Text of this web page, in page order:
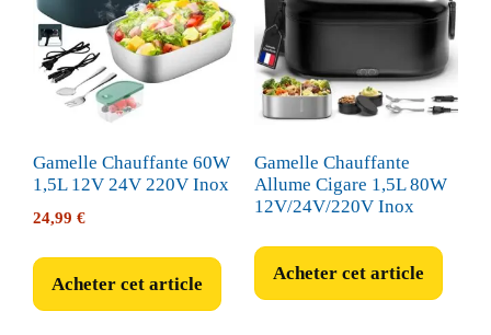
Gamelle Chauffante 60W
1,5L 12V 24V 220V Inox
24,99 €
Acheter cet article
Gamelle Chauffante
Allume Cigare 1,5L 80W
12V/24V/220V Inox
Acheter cet article